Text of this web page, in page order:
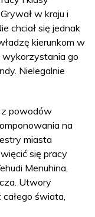
w kraju i
chciał się jednak
kierunkom w
wykorzystania go
Nielegalnie
z powodów
na
miasta
się pracy
Menuhina,
Utwory
świata,